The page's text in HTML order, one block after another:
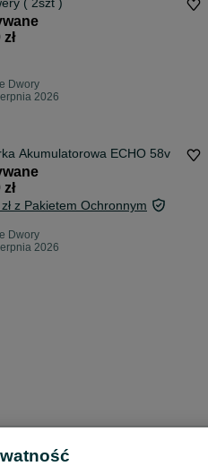
( 2szt )
Dwory
2026
Akumulatorowa ECHO 58v
z Pakietem Ochronnym
Dwory
2026
Dwory